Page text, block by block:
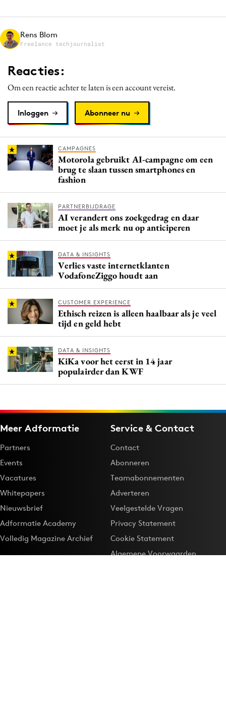
Martech
Media
Merkstrategie
PR
Reputatie & crisis
Rens Blom
Freelance techjournalist
Reacties:
Om een reactie achter te laten is een account vereist.
Inloggen Abonneer nu
CAMPAGNES
Motorola gebruikt AI-campagne om een
brug te slaan tussen smartphones en
fashion
PARTNERBIJDRAGE
AI verandert ons zoekgedrag en daar
moet je als merk nu op anticiperen
DATA & INSIGHTS
Verlies vaste internetklanten
VodafoneZiggo houdt aan
CUSTOMER EXPERIENCE
Ethisch reizen is alleen haalbaar als je veel
tijd en geld hebt
DATA & INSIGHTS
KiKa voor het eerst in 14 jaar
populairder dan KWF
Meer Adformatie
Partners
Events
Vacatures
Whitepapers
Nieuwsbrief
Adformatie Academy
Volledig Magazine Archief
Service & Contact
Contact
Abonneren
Teamabonnementen
Adverteren
Veelgestelde Vragen
Privacy Statement
Cookie Statement
Algemene Voorwaarden